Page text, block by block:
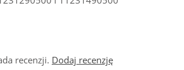
recenzji. Dodaj recenzję